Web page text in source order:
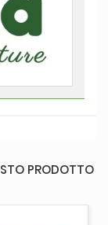
PRODOTTO